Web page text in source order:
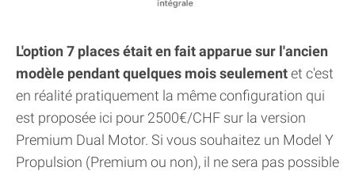
L'option 7 places était en fait apparue sur l'ancien
modèle pendant quelques mois seulementet c'est
en réalité pratiquement la même configuration qui
est proposée ici pour 2500€/CHF sur la version
Premium Dual Motor. Si vous souhaitez un Model Y
Propulsion (Premium ou non), il ne sera pas possible